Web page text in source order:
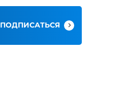
ПОДПИСАТЬСЯ